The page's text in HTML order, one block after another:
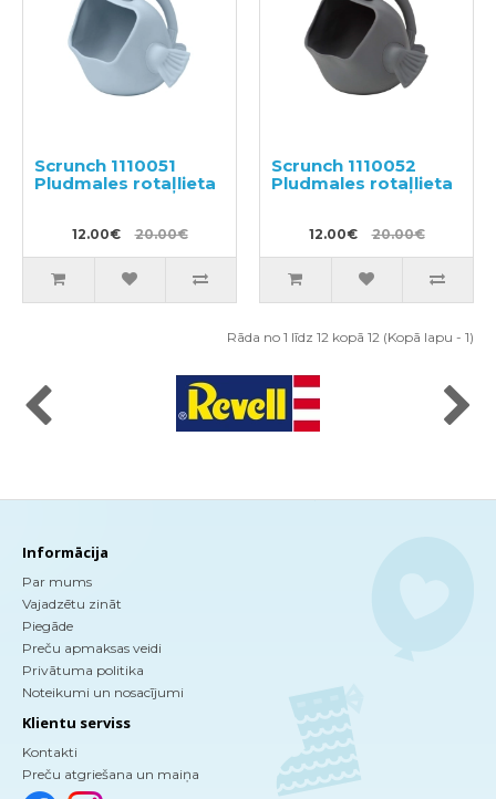
Scrunch 1110051
Pludmales rotaļlieta
12.00€ 20.00€
Scrunch 1110052
Pludmales rotaļlieta
12.00€ 20.00€
Rāda no 1 līdz 12 kopā 12 (Kopā lapu - 1)
Informācija
Par mums
Vajadzētu zināt
Piegāde
Preču apmaksas veidi
Privātuma politika
Noteikumi un nosacījumi
Klientu serviss
Kontakti
Preču atgriešana un maiņa